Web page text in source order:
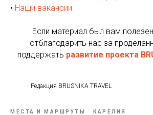
• Наши вакансии
Если материал был вам
отблагодарить нас за
поддержать развитие проекта
Редакция BRUSNIKA TRAVEL
МЕСТА И МАРШРУТЫ КАРЕЛИЯ